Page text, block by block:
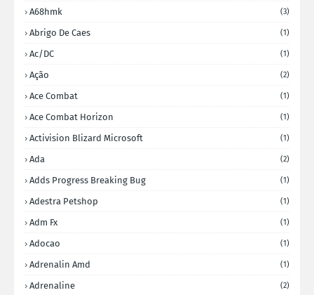
A68hmk (3)
Abrigo De Caes (1)
Ac/DC (1)
Ação (2)
Ace Combat (1)
Ace Combat Horizon (1)
Activision Blizard Microsoft (1)
Ada (2)
Adds Progress Breaking Bug (1)
Adestra Petshop (1)
Adm Fx (1)
Adocao (1)
Adrenalin Amd (1)
Adrenaline (2)